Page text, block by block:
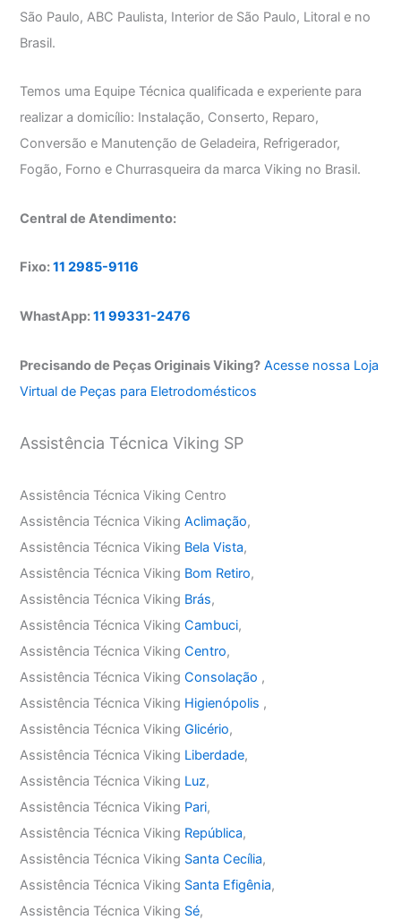
São Paulo, ABC Paulista, Interior de São Paulo, Litoral e no
Brasil.
Temos uma Equipe Técnica qualificada e experiente para
realizar a domicílio: Instalação, Conserto, Reparo,
Conversão e Manutenção de Geladeira, Refrigerador,
Fogão, Forno e Churrasqueira da marca Viking no Brasil.
Central de Atendimento:
Fixo:11 2985-9116
WhastApp:11 99331-2476
Precisando de Peças Originais Viking? Acesse nossa Loja
Virtual de Peças para Eletrodomésticos
Assistência Técnica Viking SP
Assistência Técnica Viking Centro
Assistência Técnica VikingAclimação,
Assistência Técnica Viking Bela Vista,
Assistência Técnica Viking Bom Retiro,
Assistência Técnica Viking Brás,
Assistência Técnica VikingCambuci,
Assistência Técnica VikingCentro,
Assistência Técnica VikingConsolação ,
Assistência Técnica Viking Higienópolis ,
Assistência Técnica VikingGlicério,
Assistência Técnica Viking Liberdade,
Assistência Técnica Viking Luz,
Assistência Técnica Viking Pari,
Assistência Técnica Viking República,
Assistência Técnica Viking Santa Cecília,
Assistência Técnica Viking Santa Efigênia,
Assistência Técnica Viking Sé,